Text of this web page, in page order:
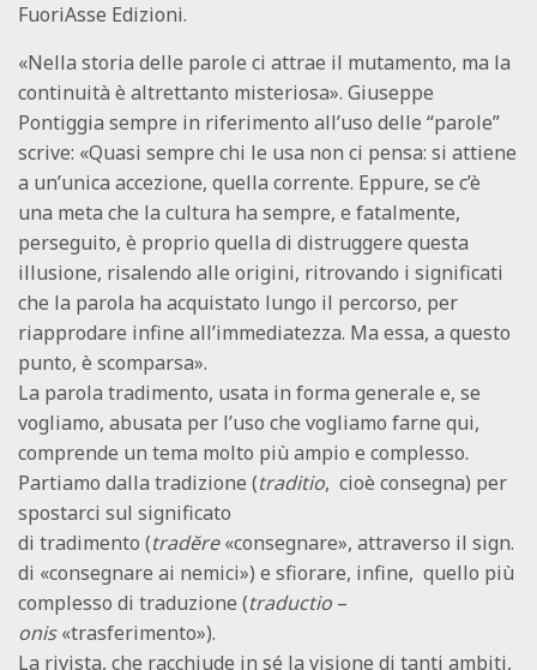
FuoriAsse Edizioni.
«Nella storia delle parole ci attrae il mutamento, ma la
continuità è altrettanto misteriosa». Giuseppe
Pontiggia sempre in riferimento all’uso delle “parole”
scrive: «Quasi sempre chi le usa non ci pensa: si attiene
a un’unica accezione, quella corrente. Eppure, se c’è
una meta che la cultura ha sempre, e fatalmente,
perseguito, è proprio quella di distruggere questa
illusione, risalendo alle origini, ritrovando i significati
che la parola ha acquistato lungo il percorso, per
riapprodare infine all’immediatezza. Ma essa, a questo
punto, è scomparsa».
La parola tradimento, usata in forma generale e, se
vogliamo, abusata per l’uso che vogliamo farne qui,
comprende un tema molto più ampio e complesso.
Partiamo dalla tradizione (traditio, cioè consegna) per
spostarci sul significato
di tradimento (tradĕre«consegnare», attraverso il sign.
di «consegnare ai nemici») e sfiorare, infine, quello più
complesso di traduzione (traductio –
onis«trasferimento»).
La rivista, che racchiude in sé la visione di tanti ambiti,